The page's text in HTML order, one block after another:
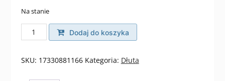
Na stanie
ilość
Dłuto
ze
Dodaj do koszyka
SKU: 17330881166 Kategoria: Dłuta